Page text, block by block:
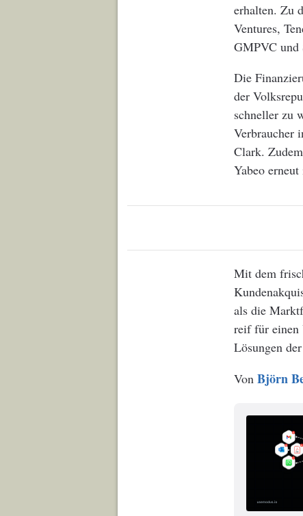
erhalten. Zu
Ventures,
GMPVC und
Die
der
schneller zu
Verbraucher
Clark.
Yabeo
Mit dem
als die
reif für einen
Lösungen
Von Björn